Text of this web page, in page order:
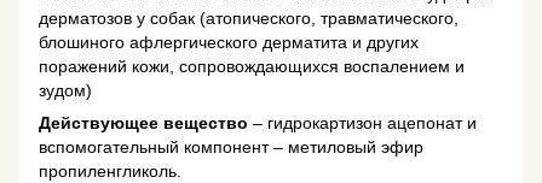
дерматозов у собак (атопического, травматического,
блошиного афлергического дерматита и других
поражений кожи, сопровождающихся воспалением и
зудом)
Действующее вещество – гидрокартизон ацепонат и
вспомогательный компонент – метиловый эфир
пропиленгликоль.